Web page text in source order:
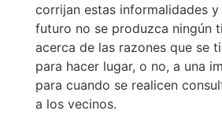
corrijan estas informalidades y
futuro no se produzca ningún
acerca de las razones que se
para hacer lugar, o no, a una
para cuando se realicen
a los vecinos.